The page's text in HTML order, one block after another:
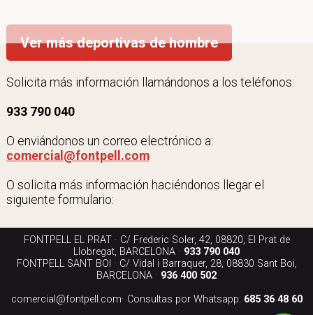
Ver más deportivas de hombre
Solicita más información llamándonos a los teléfonos:
933 790 040
O enviándonos un correo electrónico a:
comercial@fontpell.com
O solicita más información haciéndonos llegar el
siguiente formulario:
FONTPELL EL PRAT · C/ Frederic Soler, 42, 08820, El Prat de
Llobregat, BARCELONA · 933 790 040
FONTPELL SANT BOI · C/ Vidal i Barraquer, 28, 08830 Sant Boi,
BARCELONA · 936 400 502
comercial@fontpell.com· Consultas por Whatsapp: 685 36 48 60